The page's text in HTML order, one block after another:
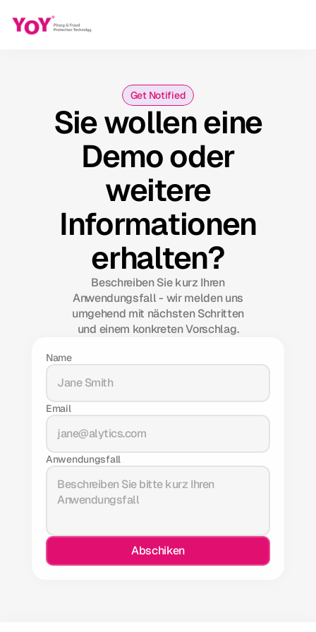
Get Notified
Sie wollen eine
Demo oder
weitere
Informationen
erhalten?
Beschreiben Sie kurz Ihren
Anwendungsfall - wir melden uns
umgehend mit nächsten Schritten
und einem konkreten Vorschlag.
Name
Email
Anwendungsfall
Abschiken